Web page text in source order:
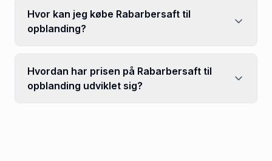
Hvor kan jeg købe Rabarbersaft til
opblanding?
Hvordan har prisen på Rabarbersaft til
opblanding udviklet sig?